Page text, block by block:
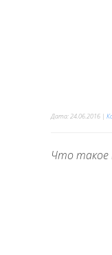
Дата:24.06.2016 |
Что такое